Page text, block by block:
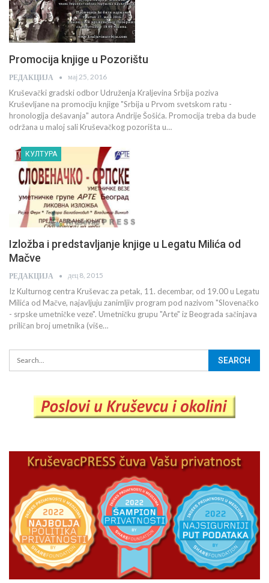
Promocija knjige u Pozorištu
РЕДАКЦИЈА мај 25, 2016
Kruševački gradski odbor Udruženja Kraljevina Srbija poziva
Kruševljane na promociju knjige "Srbija u Prvom svetskom ratu -
hronologija dešavanja" autora Andrije Šošića. Promocija treba da bude
održana u maloj sali Kruševačkog pozorišta u…
КУЛТУРА
Izložba i predstavljanje knjige u Legatu Milića od
Mačve
РЕДАКЦИЈА дец 8, 2015
Iz Kulturnog centra Kruševac za petak, 11. decembar, od 19.00 u Legatu
Milića od Mačve, najavljuju zanimljiv program pod nazivom "Slovenačko
- srpske umetničke veze". Umetničku grupu "Arte" iz Beograda sačinjava
priličan broj umetnika (više…